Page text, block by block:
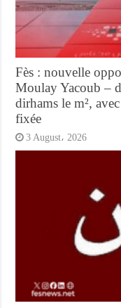
Fès : nouvelle
Moulay Yacoub –
dirhams le m²,
fixée
3 August، 2026